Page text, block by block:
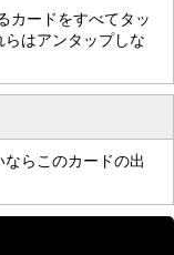
カードをすべてタッ
はアンタップしな
らこのカードの出